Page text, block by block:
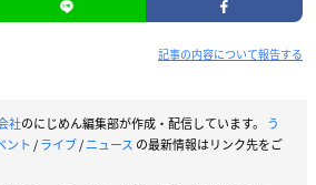
記事の内容について報告する
社のにじめん編集部が作成・配信しています。
う
ント /ライブ/ニュース の最新情報はリンク先をご